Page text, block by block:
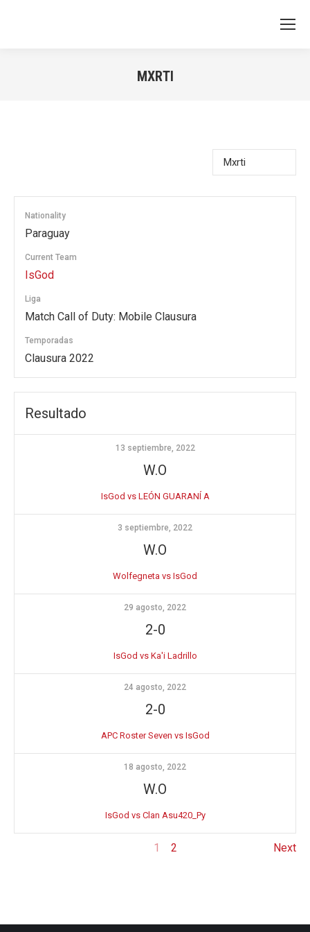
MXRTI
Nationality
Paraguay
Current Team
IsGod
Liga
Match Call of Duty: Mobile Clausura
Temporadas
Clausura 2022
Resultado
13 septiembre, 2022
W.O
IsGod vs LEÓN GUARANÍ A
3 septiembre, 2022
W.O
Wolfegneta vs IsGod
29 agosto, 2022
2-0
IsGod vs Ka'i Ladrillo
24 agosto, 2022
2-0
APC Roster Seven vs IsGod
18 agosto, 2022
W.O
IsGod vs Clan Asu420_Py
1 2 Next